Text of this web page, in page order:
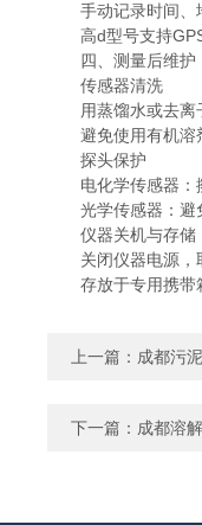
手动记录时间、地
高d型号支持GPS
四、测量后维护
传感器清洗
用蒸馏水或去离子
避免使用有机溶剂
探头保护
电化学传感器：擦
光学传感器：避免
仪器关机与存储
关闭仪器电源，取
存放于专用携带箱
上一篇： 成都污
下一篇： 成都溶